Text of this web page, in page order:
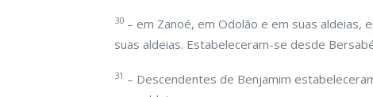
30 – em Zanoé, em Odolão e em suas aldeias,
suas aldeias. Estabeleceram-se desde
31 – Descendentes de Benjamim